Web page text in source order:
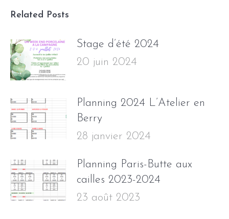
Related Posts
Stage d’été 2024
20 juin 2024
Planning 2024 L’Atelier en
Berry
28 janvier 2024
Planning Paris-Butte aux
cailles 2023-2024
23 août 2023